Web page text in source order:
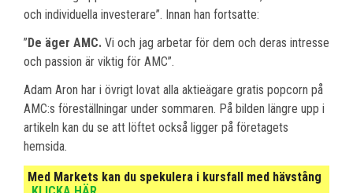
och individuella investerare”. Innan han fortsatte:
”De äger AMC. Vi och jag arbetar för dem och deras intresse
och passion är viktig för AMC”.
Adam Aron har i övrigt lovat alla aktieägare gratis popcorn på
AMC:s föreställningar under sommaren. På bilden längre upp i
artikeln kan du se att löftet också ligger på företagets
hemsida.
Med Markets kan du spekulera i kursfall med hävstång